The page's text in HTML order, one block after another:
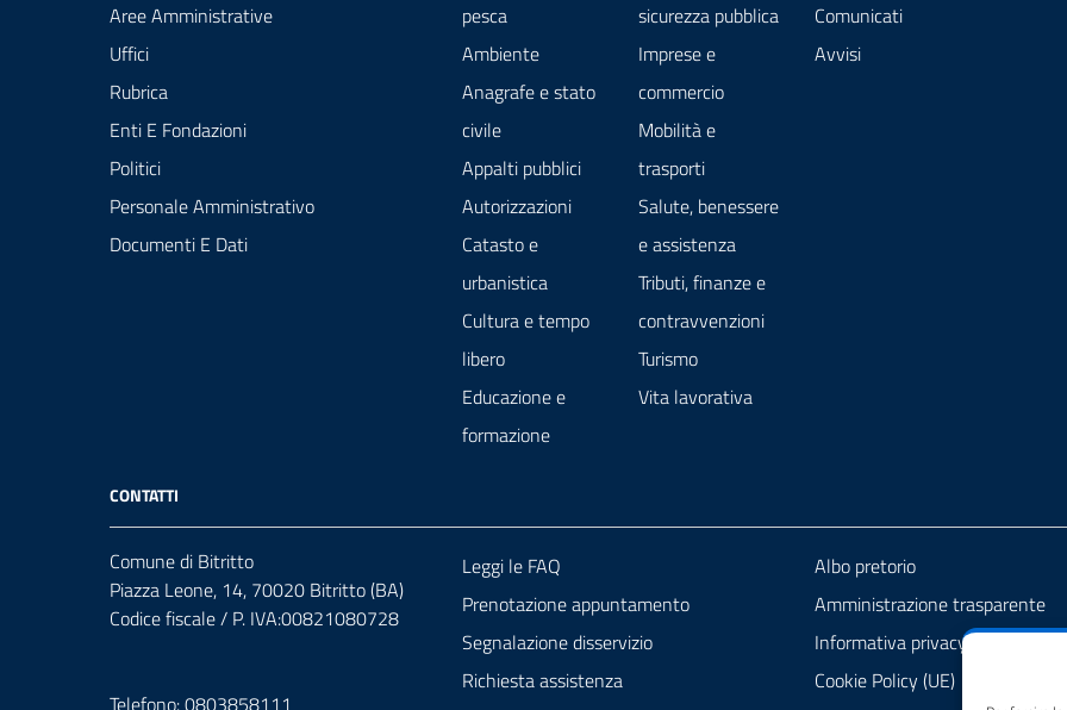
Aree Amministrative
Uffici
Rubrica
Enti E Fondazioni
Politici
Personale Amministrativo
Documenti E Dati
pesca
Ambiente
Anagrafe e stato
civile
Appalti pubblici
Autorizzazioni
Catasto e
urbanistica
Cultura e tempo
libero
Educazione e
formazione
sicurezza pubblica
Imprese e
commercio
Mobilità e
trasporti
Salute, benessere
e assistenza
Tributi, finanze e
contravvenzioni
Turismo
Vita lavorativa
Comunicati
Avvisi
CONTATTI
Comune di Bitritto
Piazza Leone, 14, 70020 Bitritto (BA)
Codice fiscale / P. IVA:00821080728
Leggi le FAQ
Prenotazione appuntamento
Segnalazione disservizio
Richiesta assistenza
Albo pretorio
Amministrazione trasparente
Informativa privacy
Cookie Policy (UE)